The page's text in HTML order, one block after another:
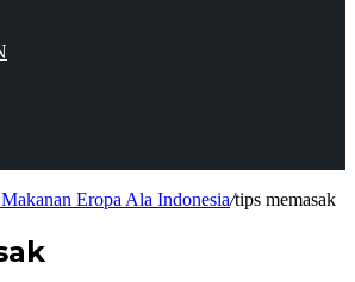
Eropa Ala Indonesia/tips memasak